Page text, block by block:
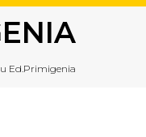
Ed.Primigenia